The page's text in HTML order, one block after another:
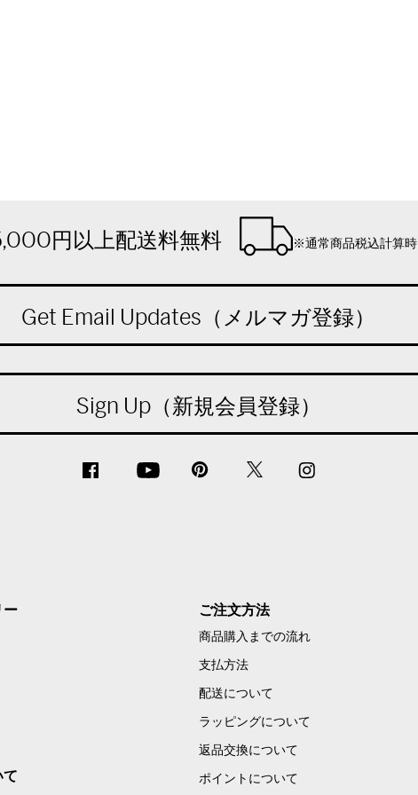
円以上配送料無料 ※通常商品税込計算時
Get Email Updates（メルマガ登録）
Sign Up（新規会員登録）
ー
て
ご注文方法
商品購入までの流れ
支払方法
配送について
ラッピングについて
返品交換について
ポイントについて